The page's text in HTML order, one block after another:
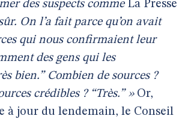
des suspects comme La Presse
On l’a fait parce qu’on avait
qui nous confirmaient leur
des gens qui les
bien.” Combien de sources ?
crédibles ? “Très.” » Or,
à jour du lendemain, le Conseil